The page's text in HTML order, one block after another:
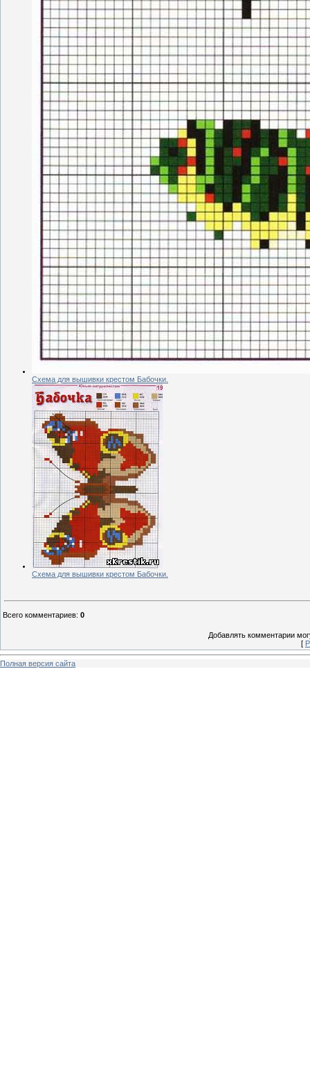
Схема для вышивки крестом Бабочки.
Схема для вышивки крестом Бабочки.
Всего комментариев: 0
Добавлять комментарии
[
Полная версия сайта